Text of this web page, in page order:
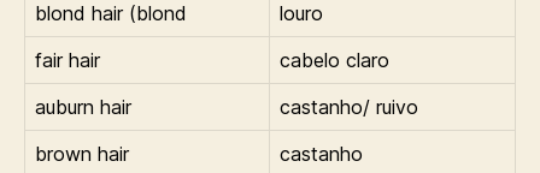
blond hair (blond
louro
fair hair
cabelo claro
auburn hair
castanho/ ruivo
brown hair
castanho